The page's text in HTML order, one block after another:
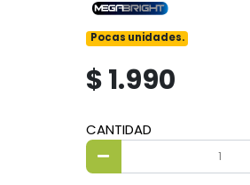
Pocas unidades.
$ 1.990
CANTIDAD